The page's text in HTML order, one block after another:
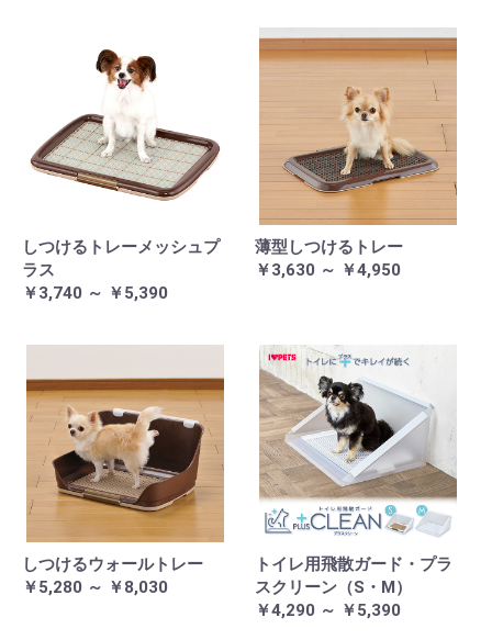
しつけるトレーメッシュプ
ラス
￥3,740 ～ ￥5,390
薄型しつけるトレー
￥3,630 ～ ￥4,950
しつけるウォールトレー
￥5,280 ～ ￥8,030
トイレ用飛散ガード・プラ
スクリーン（S・M）
￥4,290 ～ ￥5,390